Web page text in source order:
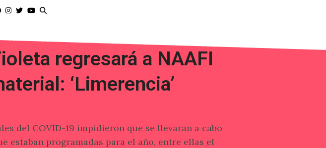
regresará a NAAFI
‘Limerencia’
del COVID-19 impidieron que se llevaran a cabo
estaban programadas para el año, entre ellas el